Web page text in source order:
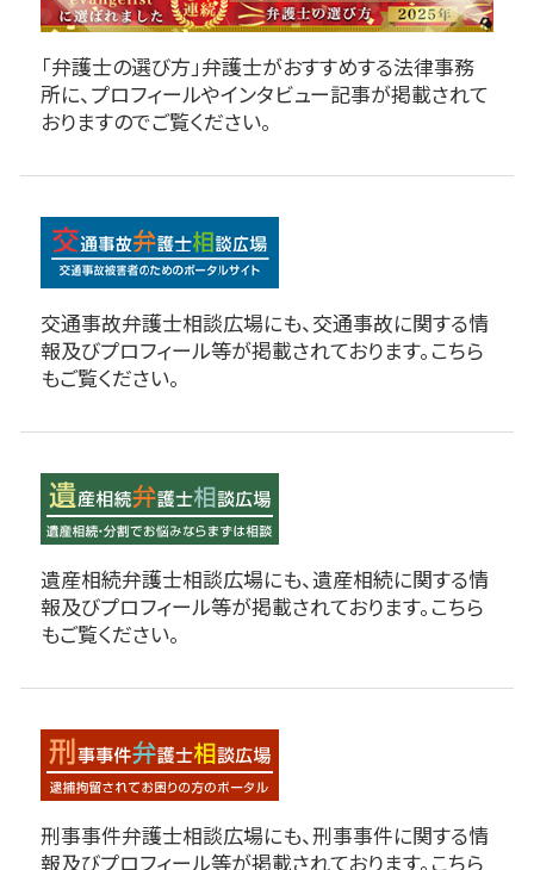
「弁護士の選び方」弁護士がおすすめする法律事務
所に、プロフィールやインタビュー記事が掲載されて
おりますのでご覧ください。
交通事故弁護士相談広場にも、交通事故に関する情
報及びプロフィール等が掲載されております。こちら
もご覧ください。
遺産相続弁護士相談広場にも、遺産相続に関する情
報及びプロフィール等が掲載されております。こちら
もご覧ください。
刑事事件弁護士相談広場にも、刑事事件に関する情
報及びプロフィール等が掲載されております。こちら